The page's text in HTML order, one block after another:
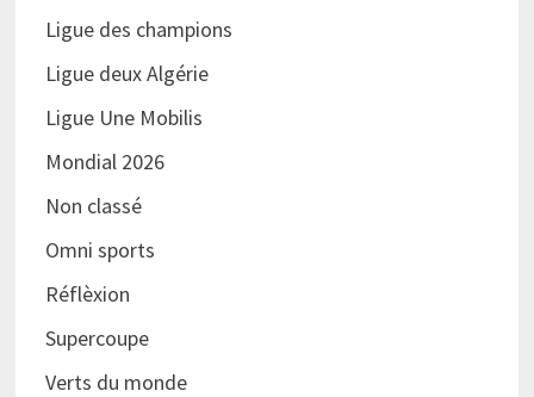
Ligue des champions
Ligue deux Algérie
Ligue Une Mobilis
Mondial 2026
Non classé
Omni sports
Réflèxion
Supercoupe
Verts du monde